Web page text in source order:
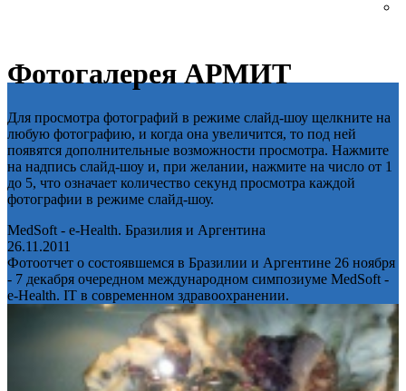
Фотогалерея АРМИТ
Для просмотра фотографий в режиме слайд-шоу щелкните на
любую фотографию, и когда она увеличится, то под ней
появятся дополнительные возможности просмотра. Нажмите
на надпись слайд-шоу и, при желании, нажмите на число от 1
до 5, что означает количество секунд просмотра каждой
фотографии в режиме слайд-шоу.
MedSoft - e-Health. Бразилия и Аргентина
26.11.2011
Фотоотчет о состоявшемся в Бразилии и Аргентине 26 ноября
- 7 декабря очередном международном симпозиуме MedSoft -
e-Health. IT в современном здравоохранении.